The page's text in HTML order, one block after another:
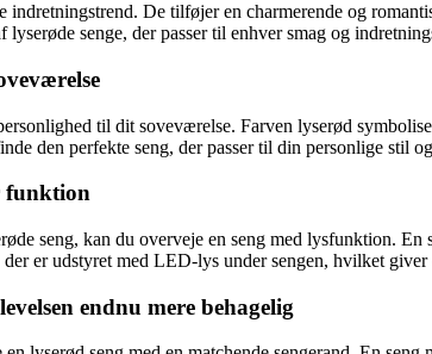
De tilføjer en charmerende og
senge, der passer til enhver smag og
til dit soveværelse. Farven lyserød
den perfekte seng, der passer til din personlige stil
funktion
seng, kan du overveje en seng med lysfunktion.
er udstyret med LED-lys under sengen, hvilket giver
endnu mere behagelig